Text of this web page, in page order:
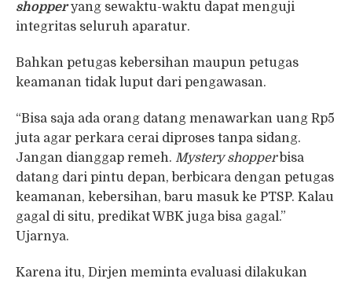
shopperyang sewaktu-waktu dapat menguji
integritas seluruh aparatur.
Bahkan petugas kebersihan maupun petugas
keamanan tidak luput dari pengawasan.
“Bisa saja ada orang datang menawarkan uang Rp5
juta agar perkara cerai diproses tanpa sidang.
Jangan dianggap remeh. Mystery shopperbisa
datang dari pintu depan, berbicara dengan petugas
keamanan, kebersihan, baru masuk ke PTSP. Kalau
gagal di situ, predikat WBK juga bisa gagal.”
Ujarnya.
Karena itu, Dirjen meminta evaluasi dilakukan